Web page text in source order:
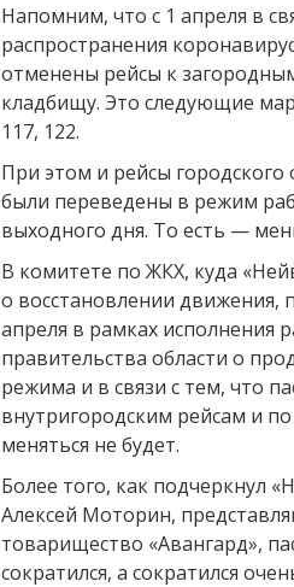
Напомним, что с 1 апреля в
распространения
отменены рейсы к
кладбищу. Это следующие
117, 122.
При этом и рейсы
были переведены в режим
выходного дня. То есть —
В комитете по ЖКХ, куда
о восстановлении движения,
апреля в рамках исполнения
правительства области о
режима и в связи с тем, что
внутригородским рейсам и
меняться не будет.
Более того, как подчеркнул
Алексей Моторин,
товарищество «Авангард»,
сократился, а сократился